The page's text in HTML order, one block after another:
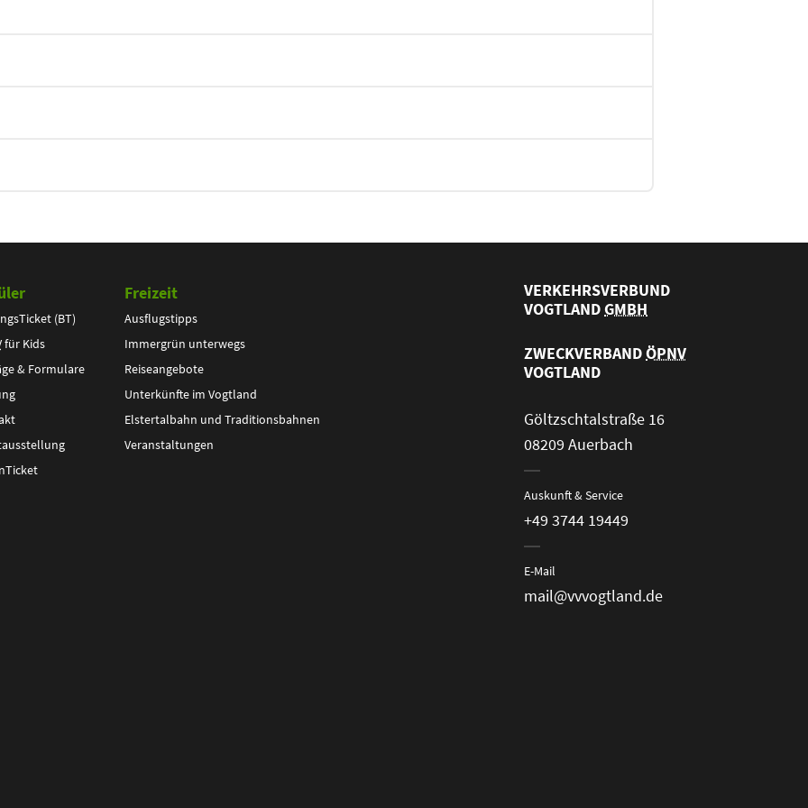
(BT)
für Kids
& Formulare
Freizeit
Ausflugstipps
Immergrün unterwegs
Reiseangebote
Unterkünfte im Vogtland
Elstertalbahn und Traditionsbahnen
Veranstaltungen
VERKEHRSVERBUND
VOGTLANDGMBH
ZWECKVERBANDÖPNV
VOGTLAND
Göltzschtalstraße 16
08209 Auerbach
Auskunft & Service
+49 3744 19449
E-Mail
mail@vvvogtland.de